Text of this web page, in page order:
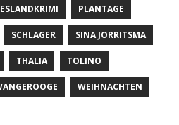
PLANTAGE
SCHLAGER SINA JORRITSMA
THALIA TOLINO
WEIHNACHTEN